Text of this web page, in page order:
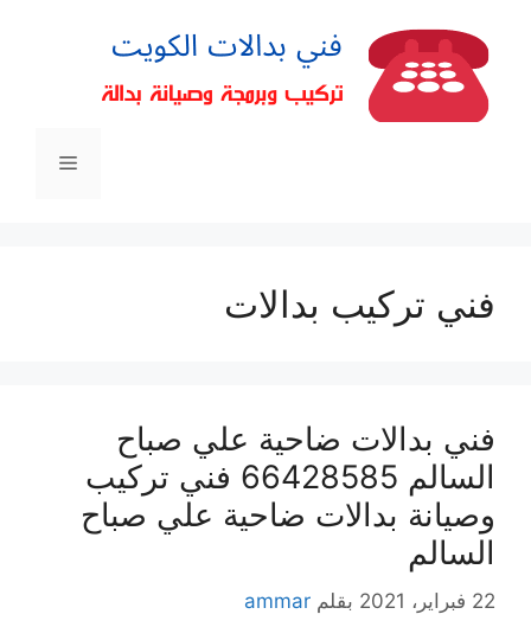
فني تركيب بدالات
فني بدالات ضاحية علي صباح
السالم 66428585 فني تركيب
وصيانة بدالات ضاحية علي صباح
السالم
22 فبراير، 2021 بقلم ammar